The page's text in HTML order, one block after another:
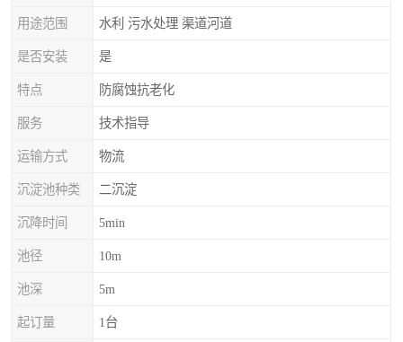
用途范围 水利 污水处理 渠道河道
是否安装 是
特点 防腐蚀抗老化
服务 技术指导
运输方式 物流
沉淀池种类 二沉淀
沉降时间 5min
池径 10m
池深 5m
起订量 1台